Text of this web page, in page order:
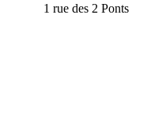
1 rue des 2 Ponts